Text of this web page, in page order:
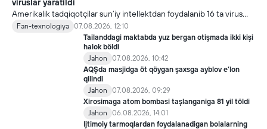
viruslar yaratildi
Amerikalik tadqiqotçilar sun’iy intellektdan foydalanib 16 ta virus
yaratdi. Bu kaşfiyot yangi yutuqlarga umid uyğotiş bilan birga,
undan notöğri maqsadda foydalaniliş borasidagi xavotirlarni ham
Fan-texnologiya 07.08.2026, 12:10
Tailanddagi maktabda yuz bergan otişmada ikki kişi
halok böldi
Jahon
07.08.2026, 10:42
AQŞda masjidga öt qöygan şaxsga ayblov e’lon
qilindi
Jahon
07.08.2026, 09:29
Xirosimaga atom bombasi taşlanganiga 81 yil töldi
Jahon
06.08.2026, 14:01
Ijtimoiy tarmoqlardan foydalanadigan bolalarning